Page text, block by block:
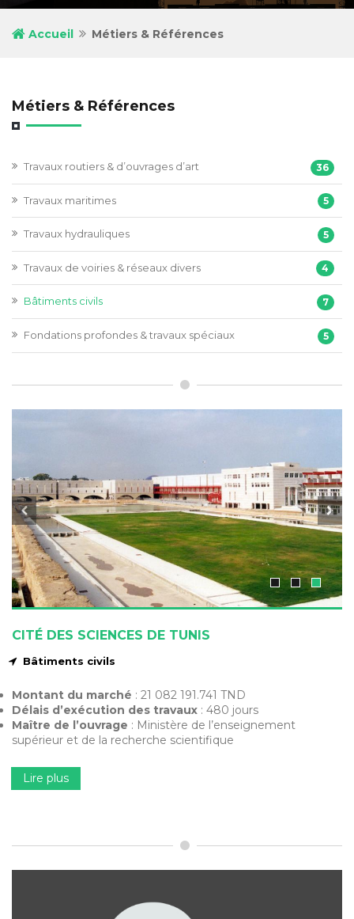
Accueil Métiers & Références
Métiers & Références
Travaux routiers & d’ouvrages d’art 36
Travaux maritimes 5
Travaux hydrauliques 5
Travaux de voiries & réseaux divers 4
Bâtiments civils 7
Fondations profondes & travaux spéciaux 5
CITÉ DES SCIENCES DE TUNIS
Bâtiments civils
Montant du marché : 21 082 191.741 TND
Délais d’exécution des travaux : 480 jours
Maître de l’ouvrage : Ministère de l’enseignement
supérieur et de la recherche scientifique
Lire plus